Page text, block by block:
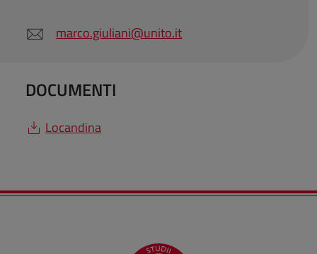
marco.giuliani@unito.it
DOCUMENTI
Locandina